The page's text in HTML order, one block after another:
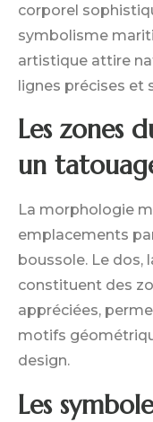
corporel
symbolisme
artistique attire
lignes précises et
Les zones
un
La morphologie
emplacements
boussole. Le dos,
constituent des
appréciées,
motifs
design.
Les